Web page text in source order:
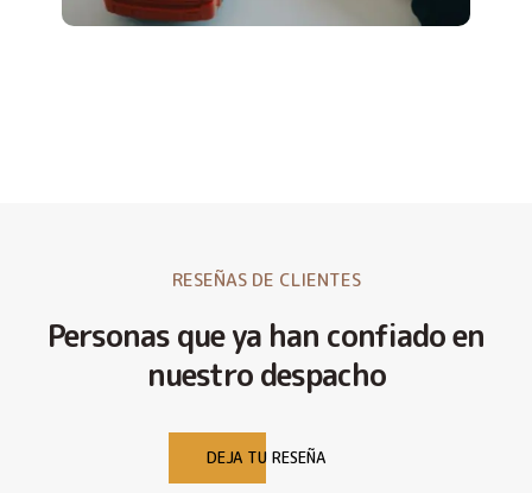
RESEÑAS DE CLIENTES
Personas que ya han confiado en
nuestro despacho
DEJA TU RESEÑA